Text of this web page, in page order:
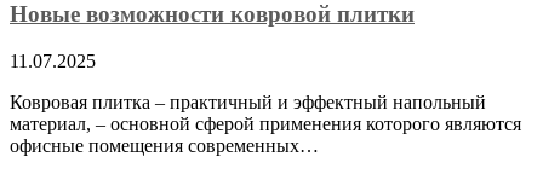
Новые возможности ковровой плитки
11.07.2025
Ковровая плитка – практичный и эффектный напольный
материал, – основной сферой применения которого являются
офисные помещения современных…